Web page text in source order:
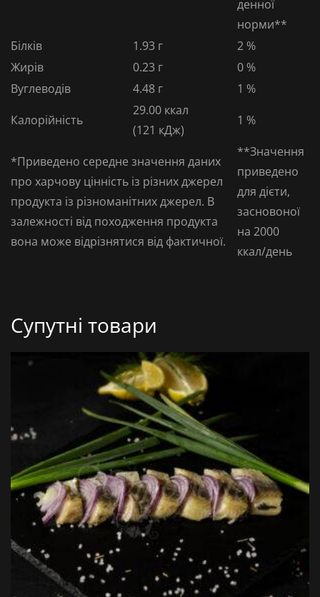
денної
норми**
Білків
1.93 г
2 %
Жирів
0.23 г
0 %
Вуглеводів
4.48 г
1 %
Калорійність
29.00 ккал
(121 кДж)
1 %
*Приведено середне значення даних
про харчову цінність із різних джерел
продукта із різноманітних джерел. В
залежності від походження продукта
вона може відрізнятися від фактичної.
**Значення
приведено
для дієти,
засновоної
на 2000
ккал/день
Супутні товари